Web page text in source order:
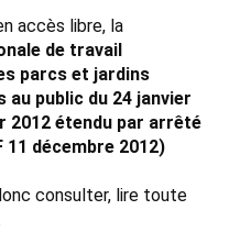
accès libre, la
de travail
parcs et jardins
public du 24 janvier
2012 étendu par arrêté
11 décembre 2012)
consulter, lire toute